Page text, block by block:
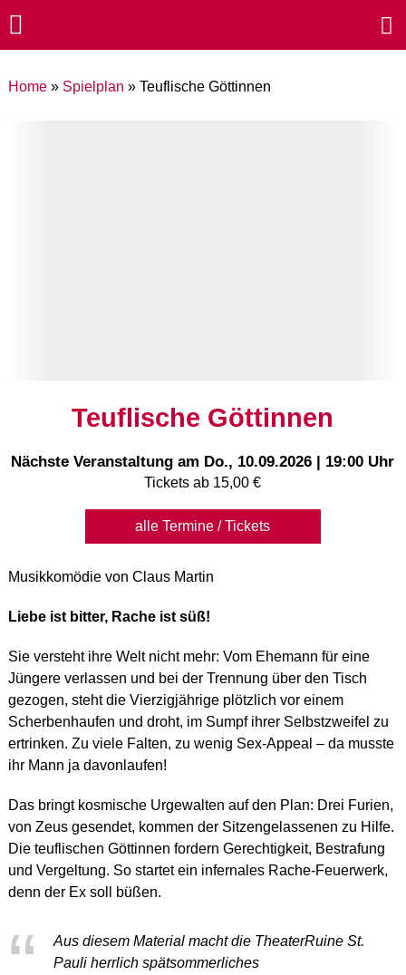
Home» Spielplan » Teuflische Göttinnen
Teuflische Göttinnen
Tickets ab 15,00 €
Nächste Veranstaltung am Do., 10.09.2026 | 19:00 Uhr
alle Termine / Tickets
Musikkomödie von Claus Martin
Liebe ist bitter, Rache ist süß!
Sie versteht ihre Welt nicht mehr: Vom Ehemann für eine
Jüngere verlassen und bei der Trennung über den Tisch
gezogen, steht die Vierzigjährige plötzlich vor einem
Scherbenhaufen und droht, im Sumpf ihrer Selbstzweifel zu
ertrinken. Zu viele Falten, zu wenig Sex-Appeal – da musste
ihr Mann ja davonlaufen!
Das bringt kosmische Urgewalten auf den Plan: Drei Furien,
von Zeus gesendet, kommen der Sitzengelassenen zu Hilfe.
Die teuflischen Göttinnen fordern Gerechtigkeit, Bestrafung
und Vergeltung. So startet ein infernales Rache-Feuerwerk,
denn der Ex soll büßen.
Aus diesem Material macht die TheaterRuine St.
Pauli herrlich spätsommerliches